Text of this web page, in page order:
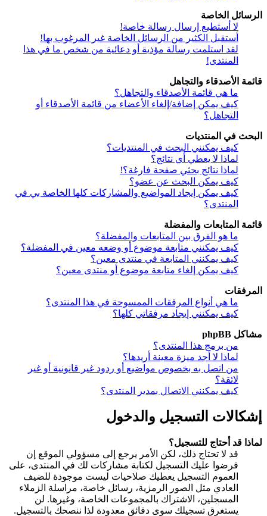
الرسائل الخاصة
لا أستطيع إرسال رسالة خاصة!
أستقبل الكثير من الرسائل الخاصة غير المرغوب بها!
لقد استلمت رسالة مؤذية أو دعائية من شخص ما في هذا
المنتدى!
قائمة الأصدقاء والتجاهل
ما هي قائمة الأصدقاء والتجاهل؟
كيف يمكن إضافة/إلغاء الأعضاء من قائمة الأصدقاء أو
التجاهل؟
البحث في المنتديات
كيف يمكنني البحث في المنتديات؟
لماذا لا يعطي أي نتائج؟
لماذا نتائج بحثي صفحة فارغة؟!
كيف يمكن البحث عن عضو؟
كيف يمكن إيجاد المواضيع والمشاركات كلها الخاصة بي في
المنتدى؟
قائمة المتابعات والمفضلة
ما هو الفرق بين المتابعات والمفضلة؟
كيف يمكنني متابعة موضوع أو وضعه معين في المفضلة؟
كيف يمكنني المتابعة في منتدى معين؟
كيف يمكن إلغاء متابعة موضوع أو منتدى معين؟
المرفقات
ما هي أنواع المرفقات الممسوحة في هذا المنتدى؟
كيف يمكنني إيجاد مرفقاتي كلها؟
مشاكل phpBB
من برمج هذا المنتدى؟
لماذا لا أجد ميزة معينة أريدها؟
من اتصل به بخصوص مواضيع أو ردود غير قانونية أو غير
لائقة؟
كيف يمكنني الاتصال بمدير المنتدى؟
إشكالات التسجيل والدخول
لماذا قد أحتاج للتسجيل؟
قد لا تحتاج ذلك، لكن الأمر يرجع إلى مسؤولي الموقع إن
فرضوا عليك التسجيل لكتابة مشاركات لك في المنتدى، على
العموم التسجيل يعطيك صلاحيات ليست موجودة للضيف
العادي مثل الصور الرمزية، رسائل خاصة، مراسلة الزملاء
المسجلين، الاشتراك بالمجموعات الخاصة، وغيرها. لن
يستغرق تسجيلك سوى دقائق معدودة لذا ننصحك بالتسجيل.